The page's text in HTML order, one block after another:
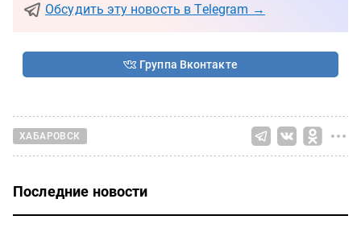
Обсудить эту новость в Telegram →
Группа Вконтакте
ХАБАРОВСК
Последние новости